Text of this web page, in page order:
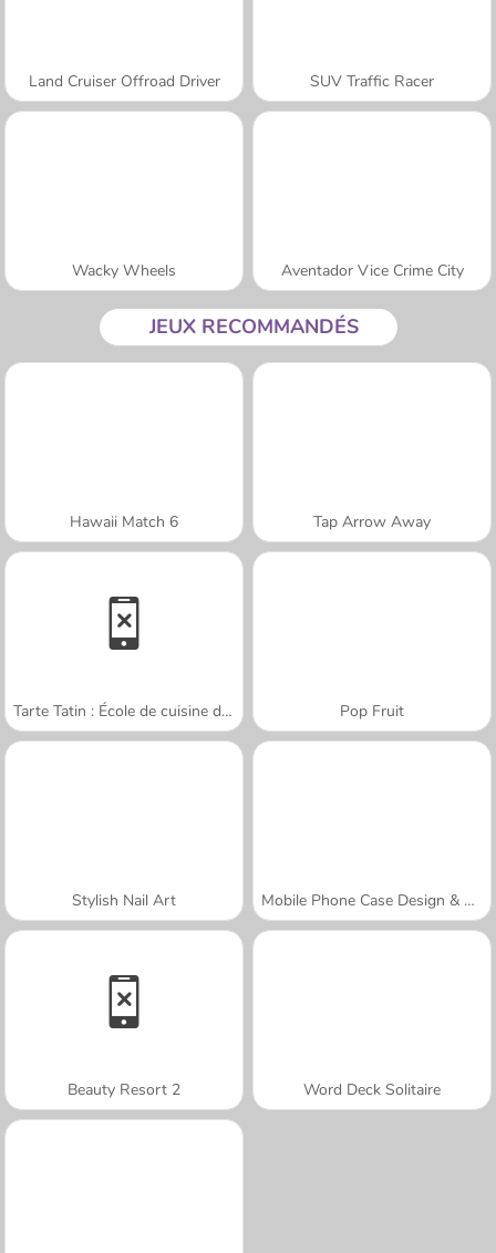
Land Cruiser Offroad Driver SUV Traffic Racer
Wacky Wheels Aventador Vice Crime City
JEUX RECOMMANDÉS
Hawaii Match 6 Tap Arrow Away
Tarte Tatin : École de cuisine de Sara Pop Fruit
Stylish Nail Art Mobile Phone Case Design & DIY
Beauty Resort 2 Word Deck Solitaire